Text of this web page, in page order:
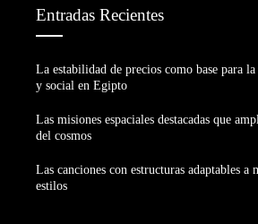
Entradas Recientes
La estabilidad de precios como base para
y social en Egipto
Las misiones espaciales destacadas que
del cosmos
Las canciones con estructuras adaptables a
estilos